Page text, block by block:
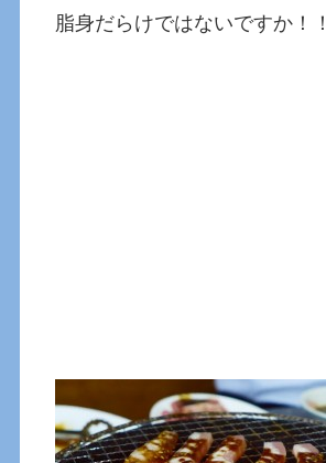
脂身だらけではないですか！！